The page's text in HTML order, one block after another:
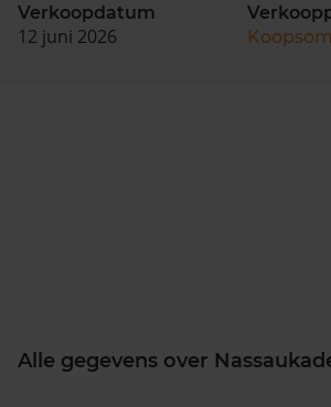
Verkoopdatum
12 juni 2026
Alle gegevens over